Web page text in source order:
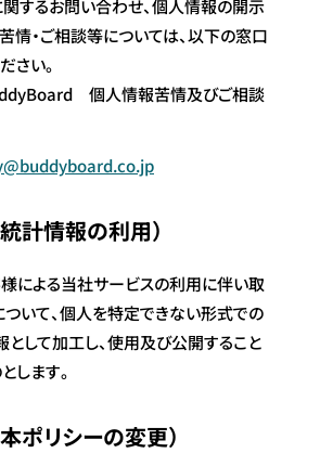
するお問い合わせ、個人情報の開示
情・ご相談等については、以下の窓口
さい。
個人情報苦情及びご相談
計情報の利用）
による当社サービスの利用に伴い取
いて、個人を特定できない形式での
して加工し、使用及び公開すること
します。
ポリシーの変更）